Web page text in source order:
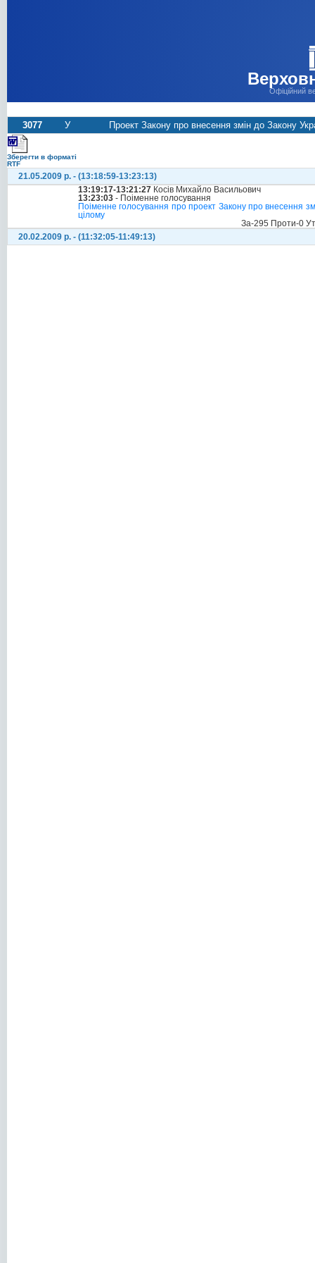
Офіційний
3077 У Проект Закону про внесення змін до Закону
Зберегти в форматі
RTF
21.05.2009 р. - (13:18:59-13:23:13)
13:19:17-13:21:27 Косів Михайло Васильович
13:23:03 - Поіменне голосування
Поіменне голосування про проект Закону про внесення
цілому
За-295 Проти-0
20.02.2009 р. - (11:32:05-11:49:13)